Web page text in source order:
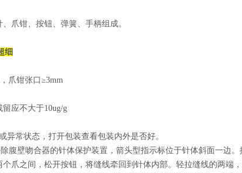
爪钳、按钮、弹簧、手柄组成。
细
爪钳张口≥3mm
应不大于10ug/g
异常状态，打开包装查看包装内外是否好。
腹壁吻合器的针体保护装置，箭头型指示标位于针体斜面一边
爪之间，松开按钮，将缝线牵回到针体内部。轻拉缝线的两端